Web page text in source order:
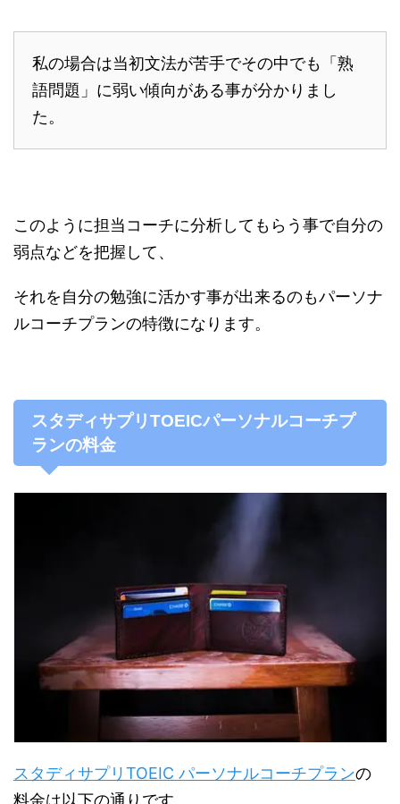
私の場合は当初文法が苦手でその中でも「熟
語問題」に弱い傾向がある事が分かりまし
た。
このように担当コーチに分析してもらう事で自分の
弱点などを把握して、
それを自分の勉強に活かす事が出来るのもパーソナ
ルコーチプランの特徴になります。
スタディサプリTOEICパーソナルコーチプ
ランの料金
スタディサプリTOEIC パーソナルコーチプランの
料金は以下の通りです。